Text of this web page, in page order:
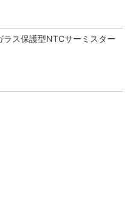
ラス保護型NTCサーミスター